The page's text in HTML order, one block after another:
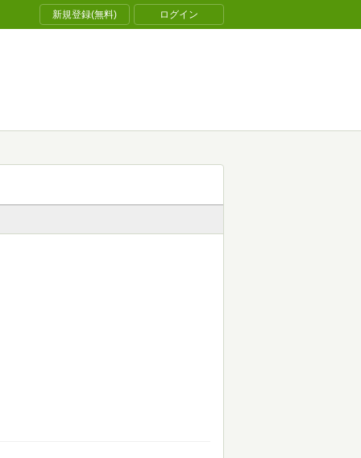
新規登録(無料) ログイン